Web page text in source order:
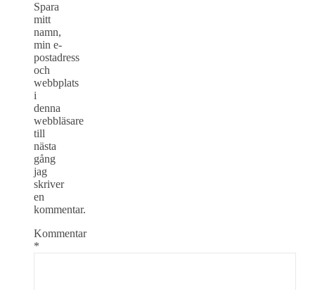
Spara
mitt
namn,
min e-
postadress
och
webbplats
i
denna
webbläsare
till
nästa
gång
jag
skriver
en
kommentar.
Kommentar
*